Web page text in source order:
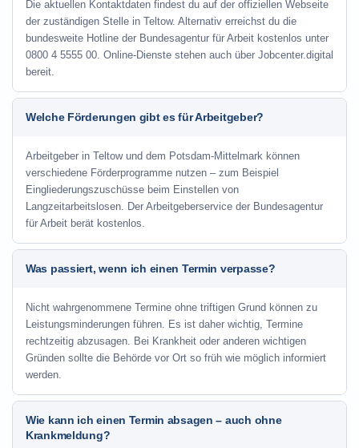
Die aktuellen Kontaktdaten findest du auf der offiziellen Webseite
der zuständigen Stelle in Teltow. Alternativ erreichst du die
bundesweite Hotline der Bundesagentur für Arbeit kostenlos unter
0800 4 5555 00. Online-Dienste stehen auch über Jobcenter.digital
bereit.
Welche Förderungen gibt es für Arbeitgeber?
Arbeitgeber in Teltow und dem Potsdam-Mittelmark können
verschiedene Förderprogramme nutzen – zum Beispiel
Eingliederungszuschüsse beim Einstellen von
Langzeitarbeitslosen. Der Arbeitgeberservice der Bundesagentur
für Arbeit berät kostenlos.
Was passiert, wenn ich einen Termin verpasse?
Nicht wahrgenommene Termine ohne triftigen Grund können zu
Leistungsminderungen führen. Es ist daher wichtig, Termine
rechtzeitig abzusagen. Bei Krankheit oder anderen wichtigen
Gründen sollte die Behörde vor Ort so früh wie möglich informiert
werden.
Wie kann ich einen Termin absagen – auch ohne
Krankmeldung?